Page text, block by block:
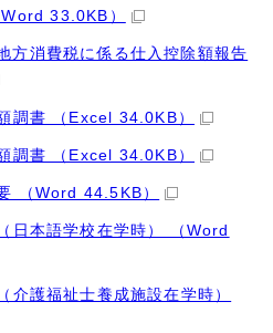
33.0KB）
方消費税に係る仕入控除額報告
調書 （Excel 34.0KB）
調書 （Excel 34.0KB）
（Word 44.5KB）
日本語学校在学時） （Word
介護福祉士養成施設在学時）